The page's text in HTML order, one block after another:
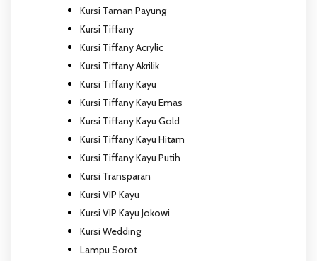
Kursi Taman Payung
Kursi Tiffany
Kursi Tiffany Acrylic
Kursi Tiffany Akrilik
Kursi Tiffany Kayu
Kursi Tiffany Kayu Emas
Kursi Tiffany Kayu Gold
Kursi Tiffany Kayu Hitam
Kursi Tiffany Kayu Putih
Kursi Transparan
Kursi VIP Kayu
Kursi VIP Kayu Jokowi
Kursi Wedding
Lampu Sorot